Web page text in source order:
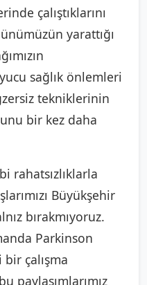
çalıştıklarını
yarattığı
sağlık önlemleri
tekniklerinin
bir kez daha
rahatsızlıklarla
Büyükşehir
bırakmıyoruz.
Parkinson
çalışma
paylaşımlarımız